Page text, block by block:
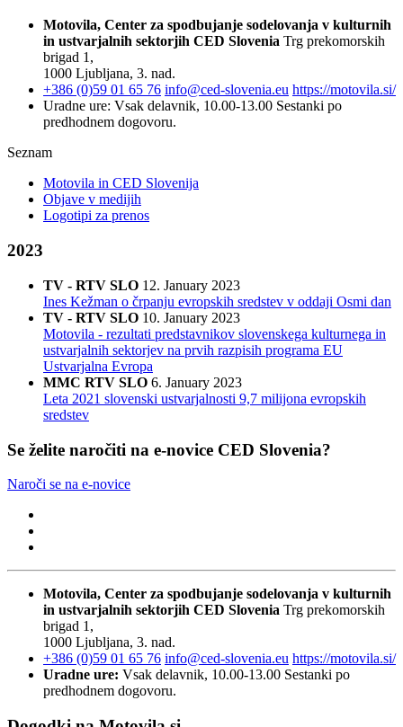
Motovila, Center za spodbujanje sodelovanja v kulturnih
in ustvarjalnih sektorjih CED Slovenia Trg prekomorskih
brigad 1,
1000 Ljubljana, 3. nad.
+386 (0)59 01 65 76 info@ced-slovenia.eu https://motovila.si/
Uradne ure: Vsak delavnik, 10.00-13.00 Sestanki po
predhodnem dogovoru.
Seznam
Motovila in CED Slovenija
Objave v medijih
Logotipi za prenos
2023
TV - RTV SLO 12. January 2023
Ines Kežman o črpanju evropskih sredstev v oddaji Osmi dan
TV - RTV SLO 10. January 2023
Motovila - rezultati predstavnikov slovenskega kulturnega in
ustvarjalnih sektorjev na prvih razpisih programa EU
Ustvarjalna Evropa
MMC RTV SLO 6. January 2023
Leta 2021 slovenski ustvarjalnosti 9,7 milijona evropskih
sredstev
Se želite naročiti na e-novice CED Slovenia?
Naroči se na e-novice
Motovila, Center za spodbujanje sodelovanja v kulturnih
in ustvarjalnih sektorjih CED Slovenia Trg prekomorskih
brigad 1,
1000 Ljubljana, 3. nad.
+386 (0)59 01 65 76 info@ced-slovenia.eu https://motovila.si/
Uradne ure: Vsak delavnik, 10.00-13.00 Sestanki po
predhodnem dogovoru.